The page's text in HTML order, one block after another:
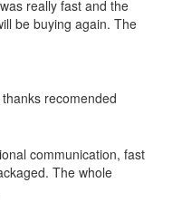
really fast and the
be buying again. The
recomended
communication, fast
The whole